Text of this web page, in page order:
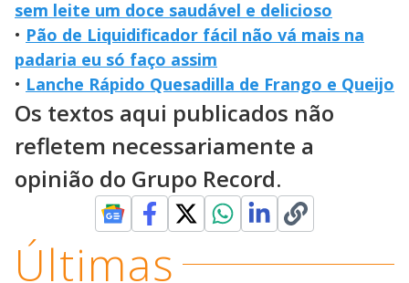
sem leite um doce saudável e delicioso
• Pão de Liquidificador fácil não vá mais na
padaria eu só faço assim
• Lanche Rápido Quesadilla de Frango e Queijo
Os textos aqui publicados não
refletem necessariamente a
opinião do Grupo Record.
Últimas